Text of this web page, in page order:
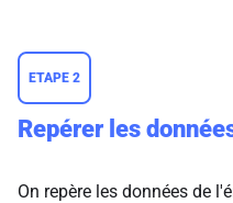
ETAPE 2
Repérer les
On repère les données de